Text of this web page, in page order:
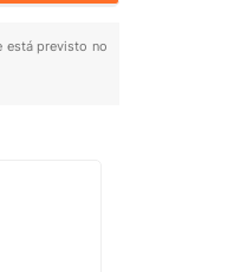
está previsto no